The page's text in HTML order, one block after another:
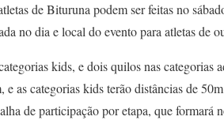
de Bituruna podem ser feitas no
no dia e local do evento para atletas de
kids, e dois quilos nas categorias
as categorias kids terão distâncias de
de participação por etapa, que